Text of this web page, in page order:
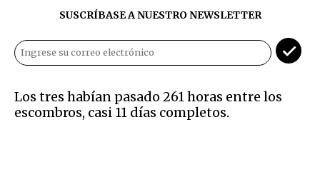
SUSCRÍBASE A NUESTRO NEWSLETTER
Los tres habían pasado 261 horas entre los
escombros, casi 11 días completos.